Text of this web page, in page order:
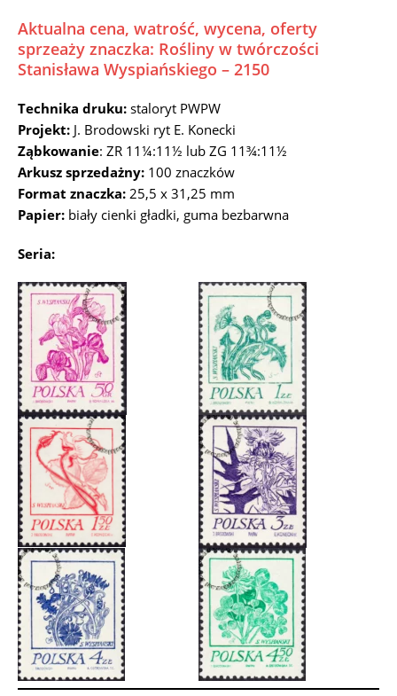
Aktualna cena, watrość, wycena, oferty
sprzeaży znaczka: Rośliny w twórczości
Stanisława Wyspiańskiego – 2150
Technika druku: staloryt PWPW
Projekt: J. Brodowski ryt E. Konecki
Ząbkowanie: ZR 11¼:11½ lub ZG 11¾:11½
Arkusz sprzedażny: 100 znaczków
Format znaczka: 25,5 x 31,25 mm
Papier: biały cienki gładki, guma bezbarwna
Seria: